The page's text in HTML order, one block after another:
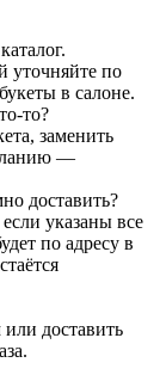
уточняйте по
в салоне.
то?
заменить
—
доставить?
указаны все
по адресу в
или доставить